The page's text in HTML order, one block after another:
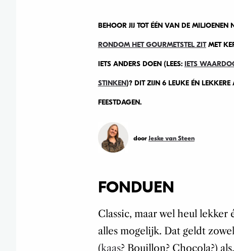
BEHOOR JIJ TOT ÉÉN VAN DE MILJOENEN
RONDOM HET GOURMETSTEL ZITMET
IETS ANDERS DOEN (LEES: IETS
STINKEN)? DIT ZIJN 6 LEUKE ÉN LEKKERE
FEESTDAGEN.
door Jeske van Steen
FONDUEN
Classic, maar wel heul lekker
alles mogelijk. Dat geldt
(kaas? Bouillon? Chocola?)